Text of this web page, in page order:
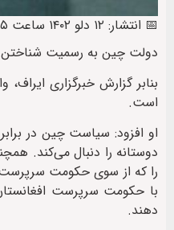
📅 انتشار: ۱۲ دلو ۱۴۰۲ ساعت ۱۱:۲۵ • 🔄 ۰ بروزرسانی • 🕒 آخرین: ۱۲ دلو ۱۴۰۲ ساعت ۱۲:۰۶
دولت چین به‌ رسمیت
بنابر گزارش خبرگزاری
است.
او افزود: سیاست چین در
دوستانه را دنبال می‌کند.
را که از سوی حکومت سرپرست
با حکومت سرپرست
دهند.